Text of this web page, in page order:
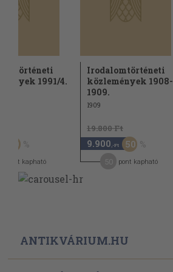
1991/4.
50
pont kapható
Irodalomtörténeti
közlemények 1908-
1909.
1909
19.800 Ft
9.900 ,-Ft 50
pont kapható
ANTIKVÁRIUM.HU